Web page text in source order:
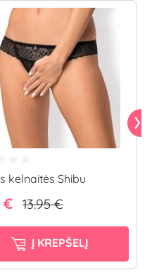
kelnaitės Shibu
€ 13.95 €
Į KREPŠELĮ